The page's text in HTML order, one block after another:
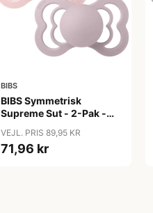
BIBS
BIBS Symmetrisk
Supreme Sut - 2-Pak -
Blossom/Dusky Lilac
VEJL. PRIS 89,95 KR
71,96 kr